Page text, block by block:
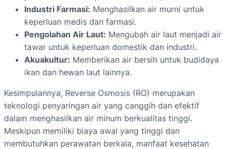
Industri Farmasi: Menghasilkan air murni untuk
keperluan medis dan farmasi.
Pengolahan Air Laut: Mengubah air laut menjadi air
tawar untuk keperluan domestik dan industri.
Akuakultur: Memberikan air bersih untuk budidaya
ikan dan hewan laut lainnya.
Kesimpulannya, Reverse Osmosis (RO) merupakan
teknologi penyaringan air yang canggih dan efektif
dalam menghasilkan air minum berkualitas tinggi.
Meskipun memiliki biaya awal yang tinggi dan
membutuhkan perawatan berkala, manfaat kesehatan